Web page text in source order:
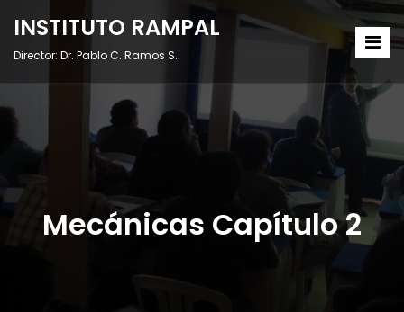
INSTITUTO RAMPAL
Director: Dr. Pablo C. Ramos S.
Mecánicas Capítulo 2